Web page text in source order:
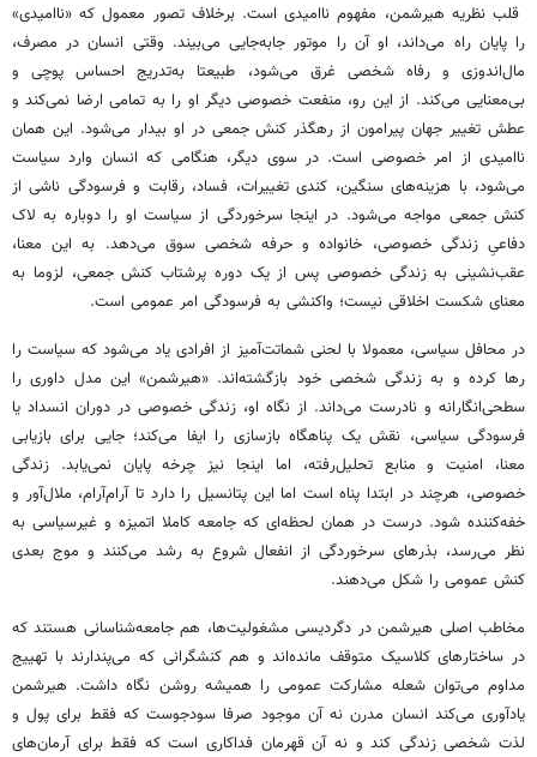
قلب نظریه هیرشمن، مفهوم ناامیدی است. برخلاف تصور معمول که «ناامیدی»
را پایان راه می‌داند، او آن را موتور جابه‌جایی می‌بیند. وقتی انسان در مصرف،
مال‌اندوزی و رفاه شخصی غرق می‌شود، طبیعتا به‌تدریج احساس پوچی و
بی‌معنایی می‌کند. از این رو، منفعت خصوصی دیگر او را به‌ تمامی ارضا نمی‌کند و
عطش تغییر جهان پیرامون از رهگذر کنش جمعی در او بیدار می‌شود. این همان
ناامیدی از امر خصوصی است. در سوی دیگر، هنگامی که انسان وارد سیاست
می‌شود، با هزینه‌های سنگین، کندی تغییرات، فساد، رقابت و فرسودگی ناشی از
کنش جمعی مواجه می‌شود. در اینجا سرخوردگی از سیاست او را دوباره به لاک
دفاعیِ زندگی خصوصی، خانواده و حرفه شخصی سوق می‌دهد. به این معنا،
عقب‌نشینی به زندگی خصوصی پس از یک دوره‌ پرشتاب کنش جمعی، لزوما به
معنای شکست اخلاقی نیست؛ واکنشی به فرسودگی امر عمومی است.
در محافل سیاسی، معمولا با لحنی شماتت‌آمیز از افرادی یاد می‌شود که سیاست را
رها کرده و به زندگی شخصی خود بازگشته‌اند. «هیرشمن» این مدل داوری را
سطحی‌انگارانه و نادرست می‌داند. از نگاه او، زندگی خصوصی در دوران انسداد یا
فرسودگی سیاسی، نقش یک پناهگاه بازسازی را ایفا می‌کند؛ جایی برای بازیابی
معنا، امنیت و منابع تحلیل‌رفته، اما اینجا نیز چرخه پایان نمی‌یابد. زندگی
خصوصی، هرچند در ابتدا پناه است اما این پتانسیل را دارد تا آرام‌آرام، ملال‌آور و
خفه‌کننده شود. درست در همان لحظه‌ای که جامعه کاملا اتمیزه و غیرسیاسی به
نظر می‌رسد، بذرهای سرخوردگی از انفعال شروع به رشد می‌کنند و موج بعدی
کنش عمومی را شکل می‌دهند.
مخاطب اصلی هیرشمن در دگردیسی مشغولیت‌ها، هم جامعه‌شناسانی هستند که
در ساختارهای کلاسیک متوقف مانده‌اند و هم کنشگرانی که می‌پندارند با تهییج
مداوم می‌توان شعله مشارکت عمومی را همیشه روشن نگاه داشت. هیرشمن
یادآوری می‌کند انسان مدرن نه آن موجود صرفا سودجوست که فقط برای پول و
لذت شخصی زندگی کند و نه آن قهرمان فداکاری است که فقط برای آرمان‌های